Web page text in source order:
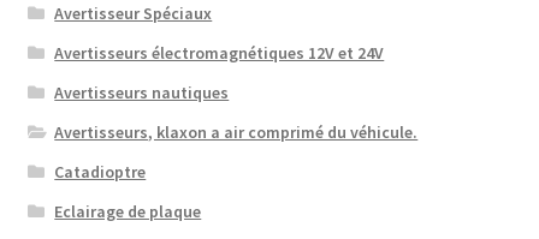
Avertisseur Spéciaux
Avertisseurs électromagnétiques 12V et 24V
Avertisseurs nautiques
Avertisseurs, klaxon a air comprimé du véhicule.
Catadioptre
Eclairage de plaque